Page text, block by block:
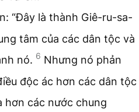
“Đây là thành Giê-ru-sa-
tâm của các dân tộc và
nó. 6 Nhưng nó phản
độc ác hơn các dân tộc
hơn các nước chung